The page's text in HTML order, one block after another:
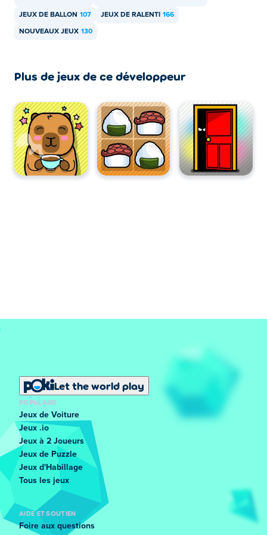
JEUX DE BALLON 107 JEUX DE RALENTI 166
NOUVEAUX JEUX 130
Plus de jeux de ce développeur
Let the world play
POPULAIRE
Jeux de Voiture
Jeux .io
Jeux à 2 Joueurs
Jeux de Puzzle
Jeux d'Habillage
Tous les jeux
AIDE ET SOUTIEN
Foire aux questions